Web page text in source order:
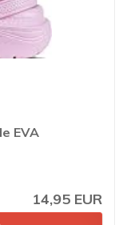
EVA
14,95 EUR